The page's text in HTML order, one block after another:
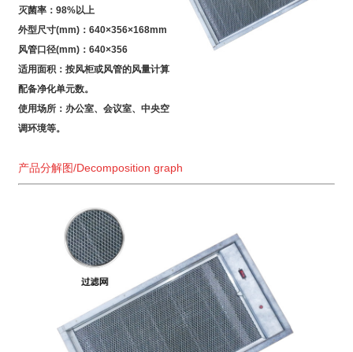
灭菌率：98%以上
外型尺寸(mm)：640×356×168mm
风管口径(mm)：640×356
适用面积：按风柜或风管的风量计算
配备净化单元数。
使用场所：办公室、会议室、中央空
调环境等。
产品分解图/Decomposition graph